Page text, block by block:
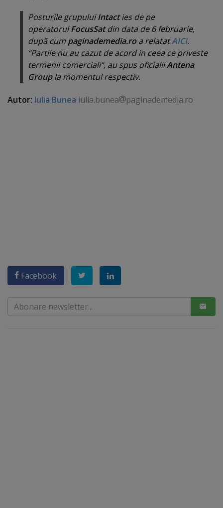
Posturile grupuluiIntacties de pe
operatorulFocusSatdin data de 6 februarie,
după cum paginademedia.roa relatatAICI.
“Partile nu au cazut de acord in ceea ce priveste
termenii comerciali“, au spus oficialiiAntena
Groupla momentul respectiv.
Autor: Iulia Bunea iulia.bunea paginademedia.ro
Facebook